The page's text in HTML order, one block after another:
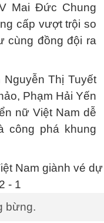
Mai Đức Chung
cấp vượt trội so
cùng đồng đội ra
Thị Tuyết
Phạm Hải Yến
nữ Việt Nam dễ
công phá khung
bừng.